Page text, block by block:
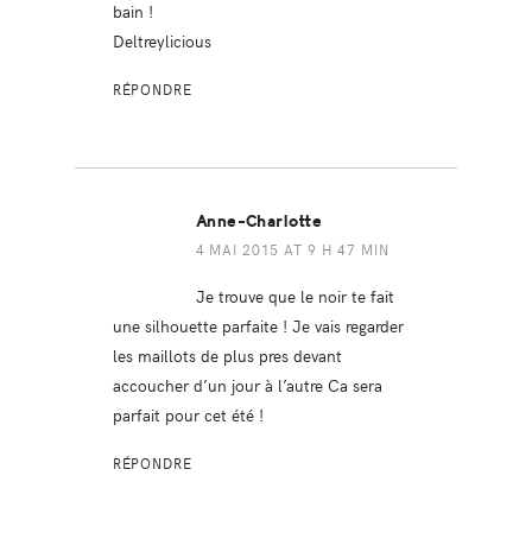
bain !
Deltreylicious
RÉPONDRE
Anne-Charlotte
4 MAI 2015 AT 9 H 47 MIN
Je trouve que le noir te fait
une silhouette parfaite ! Je vais regarder
les maillots de plus pres devant
accoucher d’un jour à l’autre Ca sera
parfait pour cet été !
RÉPONDRE